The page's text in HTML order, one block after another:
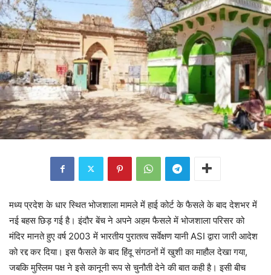
मध्य प्रदेश के धार स्थित भोजशाला मामले में हाई कोर्ट के फैसले के बाद देशभर में
नई बहस छिड़ गई है। इंदौर बेंच ने अपने अहम फैसले में भोजशाला परिसर को
मंदिर मानते हुए वर्ष 2003 में भारतीय पुरातत्व सर्वेक्षण यानी ASI द्वारा जारी आदेश
को रद्द कर दिया। इस फैसले के बाद हिंदू संगठनों में खुशी का माहौल देखा गया,
जबकि मुस्लिम पक्ष ने इसे कानूनी रूप से चुनौती देने की बात कही है। इसी बीच